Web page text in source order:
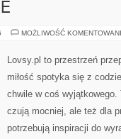
MOŻLIWOŚĆ
Lovsy.pl to przestrzeń
miłość spotyka się z
chwile w coś
czują mocniej, ale też dla
potrzebują inspiracji do